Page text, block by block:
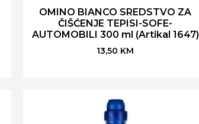
OMINO BIANCO SREDSTVO ZA
ČIŠĆENJE TEPISI-SOFE-
AUTOMOBILI 300 ml (Artikal 1647)
13,50 KM